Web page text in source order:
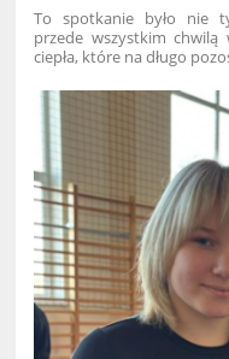
To spotkanie było nie
przede wszystkim chwilą
ciepła, które na długo